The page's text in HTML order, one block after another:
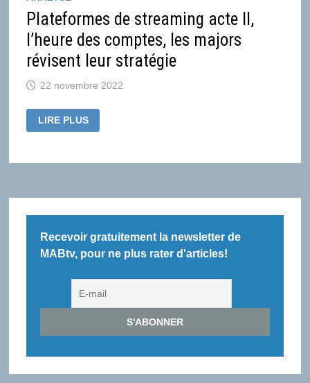
Plateformes de streaming acte II,
l’heure des comptes, les majors
révisent leur stratégie
22 novembre 2022
PLATEFORMES
DE
STREAMING
L’HEURE
RÉVISENT
STRATÉGIE
LIRE PLUS
Recevoir gratuitement la newsletter de
MABtv, pour ne plus rater d'articles!